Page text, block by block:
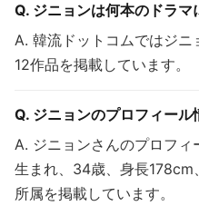
Q. ジニョンは何本のドラマ
A. 韓流ドットコムではジニ
12作品を掲載しています。
Q. ジニョンのプロフィール
A. ジニョンさんのプロフィ
生まれ、34歳、身長178cm
所属を掲載しています。